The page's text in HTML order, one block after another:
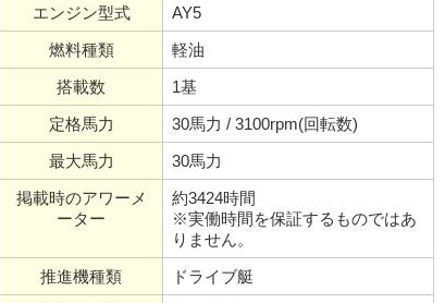
エンジン型式
AY5
燃料種類
軽油
搭載数
1基
定格馬力
30馬力 / 3100rpm(回転数)
最大馬力
30馬力
掲載時のアワーメ
ーター
約3424時間
※実働時間を保証するものではあ
りません。
推進機種類
ドライブ艇